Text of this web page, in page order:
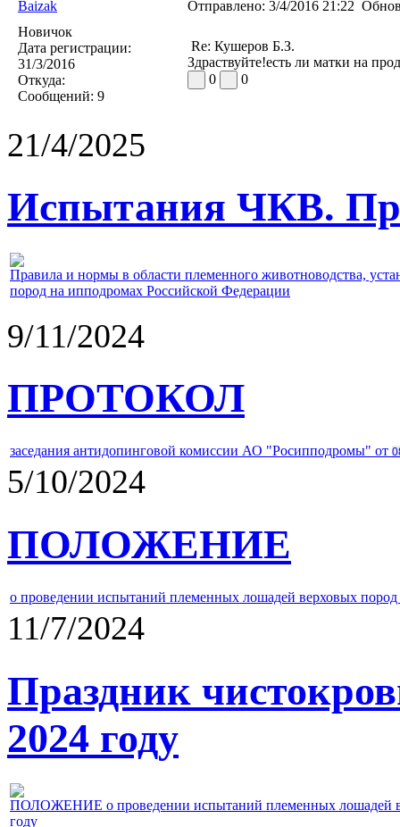
Baizak Отправлено: 3/4/2016 21:22
Новичок
Дата регистрации:
31/3/2016
Откуда:
Сообщений: 9
Re: Кушеров Б.З.
Здраствуйте!есть ли матки на
0
0
21/4/2025
Испытания ЧКВ.
Правила и нормы в области племенного животноводства,
пород на ипподромах Российской Федерации
9/11/2024
ПРОТОКОЛ
заседания антидопинговой комиссии АО "Росипподромы" от
5/10/2024
ПОЛОЖЕНИЕ
о проведении испытаний племенных лошадей верховых
11/7/2024
Праздник
2024 году
ПОЛОЖЕНИЕ о проведении испытаний племенных лошадей
году